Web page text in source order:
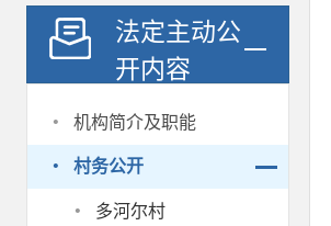
法定主动公
开内容
· 机构简介及职能
· 村务公开
· 多河尔村